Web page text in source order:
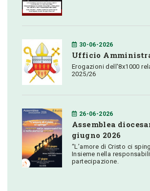
30-06-2026
Ufficio
Erogazioni dell'8x1000
2025/26
26-06-2026
Assemblea
giugno 2026
“L’amore di Cristo ci
Insieme nella
partecipazione.